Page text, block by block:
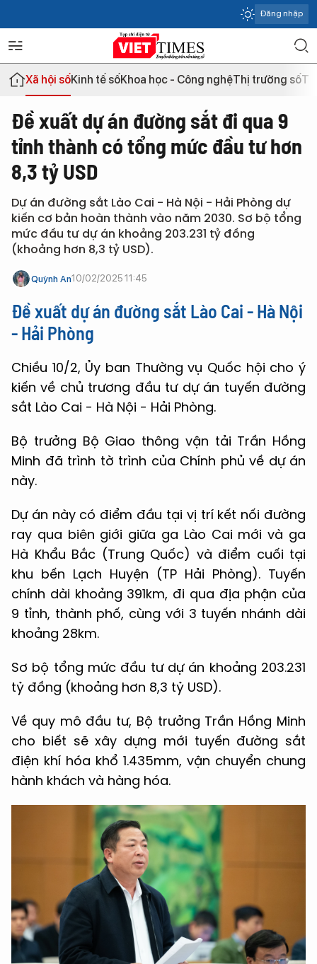
Đăng nhập
Xã hội sốKinh tế sốKhoa học - Công nghệThị trường số
Đề xuất dự án đường sắt đi qua 9
tỉnh thành có tổng mức đầu tư hơn
8,3 tỷ USD
Dự án đường sắt Lào Cai - Hà Nội - Hải Phòng dự
kiến cơ bản hoàn thành vào năm 2030. Sơ bộ tổng
mức đầu tư dự án khoảng 203.231 tỷ đồng
(khoảng hơn 8,3 tỷ USD).
Quỳnh An10/02/2025 11:45
Đề xuất dự án đường sắt Lào Cai - Hà Nội
- Hải Phòng
Chiều 10/2, Ủy ban Thường vụ Quốc hội cho ý
kiến về chủ trương đầu tư dự án tuyến đường
sắt Lào Cai - Hà Nội - Hải Phòng.
Bộ trưởng Bộ Giao thông vận tải Trần Hồng
Minh đã trình tờ trình của Chính phủ về dự án
này.
Dự án này có điểm đầu tại vị trí kết nối đường
ray qua biên giới giữa ga Lào Cai mới và ga
Hà Khẩu Bắc (Trung Quốc) và điểm cuối tại
khu bến Lạch Huyện (TP Hải Phòng). Tuyến
chính dài khoảng 391km, đi qua địa phận của
9 tỉnh, thành phố, cùng với 3 tuyến nhánh dài
khoảng 28km.
Sơ bộ tổng mức đầu tư dự án khoảng 203.231
tỷ đồng (khoảng hơn 8,3 tỷ USD).
Về quy mô đầu tư, Bộ trưởng Trần Hồng Minh
cho biết sẽ xây dựng mới tuyến đường sắt
điện khí hóa khổ 1.435mm, vận chuyển chung
hành khách và hàng hóa.